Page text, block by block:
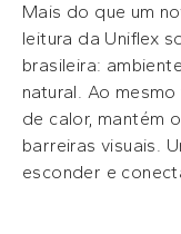
Mais do que um
leitura da Uniflex
brasileira:
natural. Ao
de calor, mantém
barreiras visuais.
esconder e